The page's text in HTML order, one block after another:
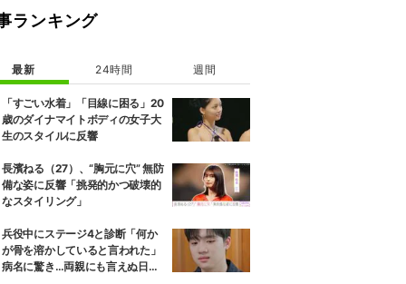
ランキング
最新 24時間 週間
「すごい水着」「目線に困る」20
歳のダイナマイトボディの女子大
生のスタイルに反響
長濱ねる（27）、“胸元に穴” 無防
備な姿に反響「挑発的かつ破壊的
なスタイリング」
兵役中にステージ4と診断「何か
が骨を溶かしていると言われた」
病名に驚き…両親にも言えぬ日々